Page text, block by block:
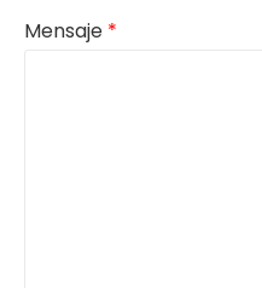
Mensaje *